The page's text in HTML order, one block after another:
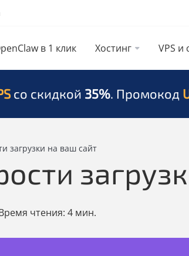
в 1 клик Хостинг VPS и
со скидкой 35%. Промокод
загрузки на ваш сайт
чтения: 4 мин.